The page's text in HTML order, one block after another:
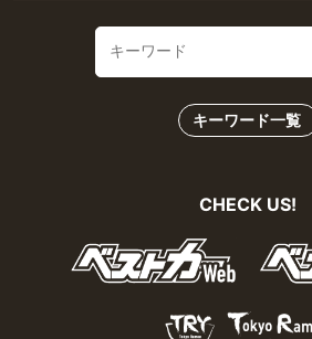
キーワード一覧
CHECK US!